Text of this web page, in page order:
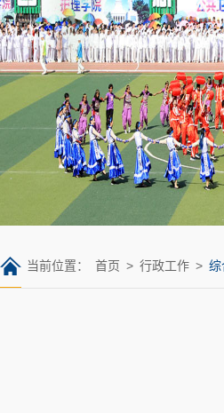
当前位置： 首页 > 行政工作 > 综